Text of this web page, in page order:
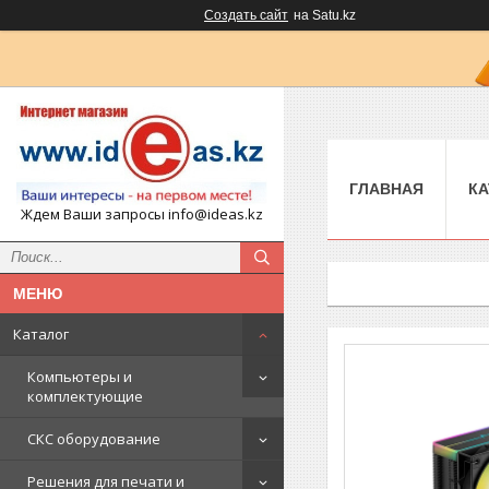
Создать сайт на Satu.kz
Ждем Ваши запросы info@ideas.kz
Каталог
Компьютеры и
комплектующие
СКС оборудование
Решения для печати и
ГЛАВНАЯ